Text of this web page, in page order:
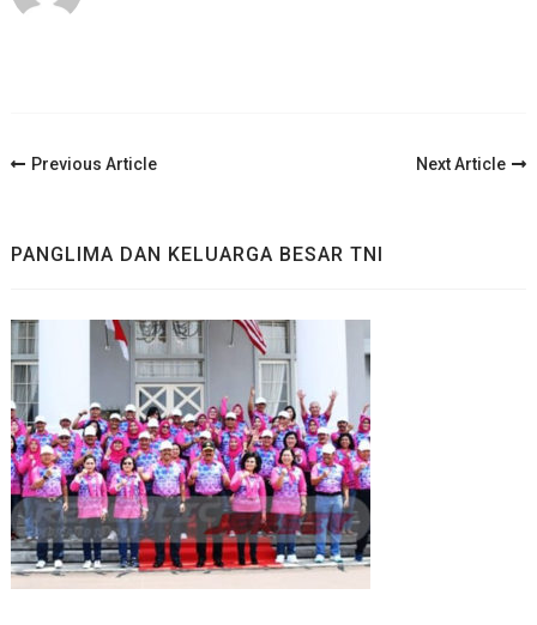
Post
Previous Article Next Article
PANGLIMA DAN KELUARGA BESAR TNI